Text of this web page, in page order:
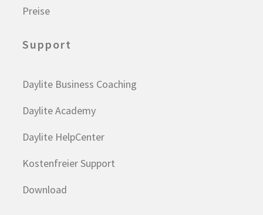
Preise
Support
Daylite Business Coaching
Daylite Academy
Daylite HelpCenter
Kostenfreier Support
Download